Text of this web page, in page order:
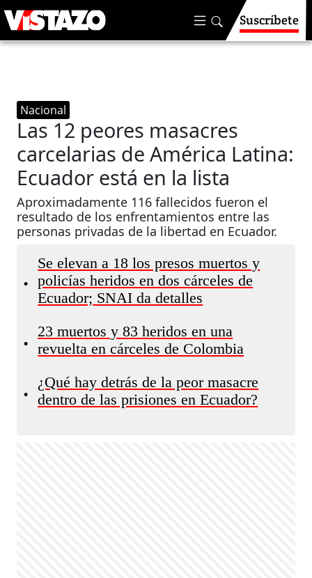
Suscríbete
Nacional
Las 12 peores masacres
carcelarias de América Latina:
Ecuador está en la lista
Aproximadamente 116 fallecidos fueron el
resultado de los enfrentamientos entre las
personas privadas de la libertad en Ecuador.
•
Se elevan a 18 los presos muertos y
policías heridos en dos cárceles de
Ecuador; SNAI da detalles
•
23 muertos y 83 heridos en una
revuelta en cárceles de Colombia
•
¿Qué hay detrás de la peor masacre
dentro de las prisiones en Ecuador?